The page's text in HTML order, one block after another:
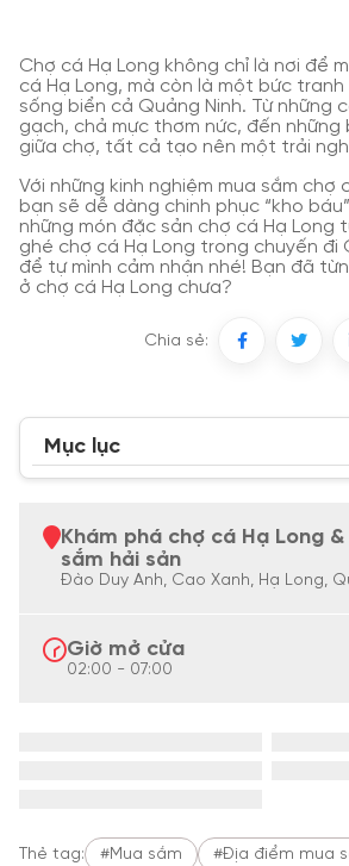
Chợ cá Hạ Long không chỉ là nơi để
cá Hạ Long, mà còn là một bức
sống biển cả Quảng Ninh. Từ những
gạch, chả mực thơm nức, đến những
giữa chợ, tất cả tạo nên một trải
Với những kinh nghiệm mua sắm chợ
bạn sẽ dễ dàng chinh phục “kho
những món đặc sản chợ cá Hạ Long
ghé chợ cá Hạ Long trong chuyến đi
để tự mình cảm nhận nhé! Bạn đã
ở chợ cá Hạ Long chưa?
Chia sẻ:
Mục lục
Khám phá chợ cá Hạ Long
sắm hải sản
Đào Duy Anh, Cao Xanh, Hạ Long,
Giờ mở cửa
02:00 - 07:00
Thẻ tag: #Mua sắm
#Địa điểm mua